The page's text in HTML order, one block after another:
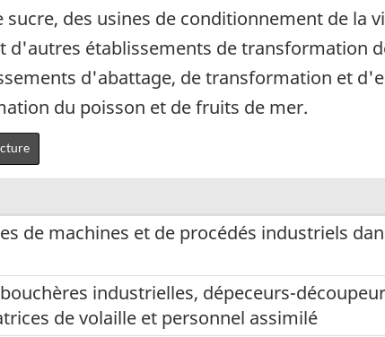
des usines de conditionnement de la
d'autres établissements de transformation
d'abattage, de transformation et
du poisson et de fruits de mer.
de machines et de procédés industriels
industrielles, dépeceurs-
de volaille et personnel assimilé